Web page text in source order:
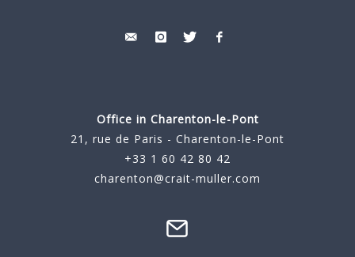
Office in Charenton-le-Pont
21, rue de Paris - Charenton-le-Pont
+33 1 60 42 80 42
charenton@crait-muller.com